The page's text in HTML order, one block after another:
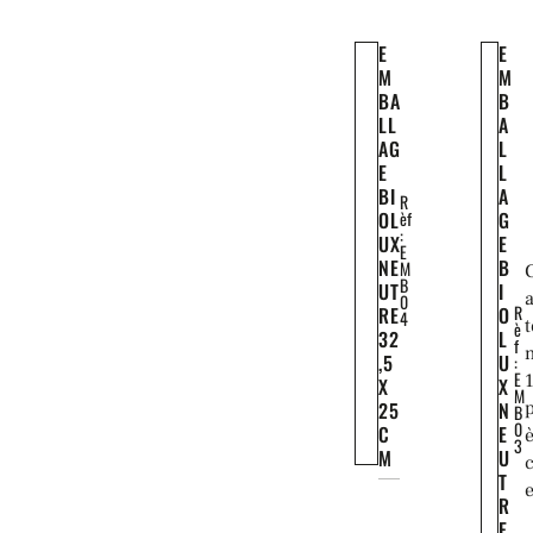
E
M
BA
LL
AG
E
BI
OL
UX
NE
UT
RE
32
,5
X
25
C
M
R
èf
:
E
M
B
0
4
E
M
B
A
L
L
A
G
E
B
I
O
L
U
X
N
E
U
T
R
R
è
f
:
E
M
B
0
3